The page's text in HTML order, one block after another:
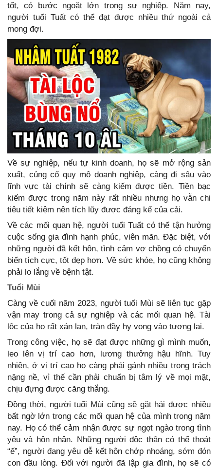
tốt, có bước ngoặt lớn trong sự nghiệp. Năm nay,
người tuổi Tuất có thể đạt được nhiều thứ ngoài cả
mong đợi.
Về sự nghiệp, nếu tự kinh doanh, họ sẽ mở rộng sản
xuất, củng cố quy mô doanh nghiệp, càng đi sâu vào
lĩnh vực tài chính sẽ càng kiếm được tiền. Tiền bạc
kiếm được trong năm này rất nhiều nhưng họ vẫn chi
tiêu tiết kiệm nên tích lũy được đáng kể của cải.
Về các mối quan hệ, người tuổi Tuất có thể tận hưởng
cuộc sống gia đình hạnh phúc, viên mãn. Đặc biệt, với
những người đã kết hôn, tình cảm vợ chồng có chuyển
biến tích cực, tốt đẹp hơn. Về sức khỏe, họ cũng không
phải lo lắng về bệnh tật.
Tuổi Mùi
Càng về cuối năm 2023, người tuổi Mùi sẽ liên tục gặp
vận may trong cả sự nghiệp và các mối quan hệ. Tài
lộc của họ rất xán lạn, tràn đầy hy vọng vào tương lai.
Trong công việc, họ sẽ đạt được những gì mình muốn,
leo lên vị trí cao hơn, lương thưởng hậu hĩnh. Tuy
nhiên, ở vị trí cao họ càng phải gánh nhiều trọng trách
nặng nề, vì thế cần phải chuẩn bị tâm lý về mọi mặt,
chịu đựng được căng thẳng.
Đồng thời, người tuổi Mùi cũng sẽ gặt hái được nhiều
bất ngờ lớn trong các mối quan hệ của mình trong năm
nay. Họ có thể cảm nhận được sự ngọt ngào trong tình
yêu và hôn nhân. Những người độc thân có thể thoát
“ế”, người đang yêu dễ kết hôn chớp nhoáng, sớm đón
con đầu lòng. Đối với người đã lập gia đình, họ sẽ có